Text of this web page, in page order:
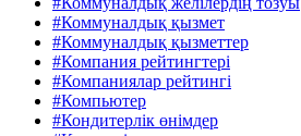
#Коммуналдық қызмет
#Коммуналдық қызметтер
#Компания рейтингтері
#Компаниялар рейтингі
#Компьютер
#Кондитерлік өнімдер